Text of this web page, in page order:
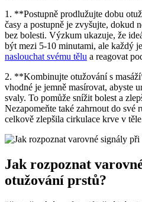
1. **Postupně prodlužujte dobu
časy a postupně je zvyšujte, dokud
bez bolesti. Výzkum ukazuje, že
být mezi 5-10 minutami, ale každý
naslouchat svému tělu a reagovat
2. **Kombinujte otužování s
vhodné je jemně masírovat, abyste
svaly. To pomůže snížit bolest a
Nezapomeňte také zahrnout do své
celkově zlepšila cirkulace krve v
Jak rozpoznat
otužování prstů?